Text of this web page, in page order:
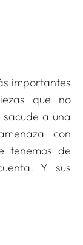
importantes
que no
a una
con
tenemos de
Y sus